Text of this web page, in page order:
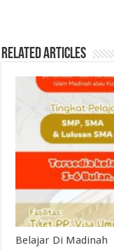
Related Articles
Belajar Di Madinah